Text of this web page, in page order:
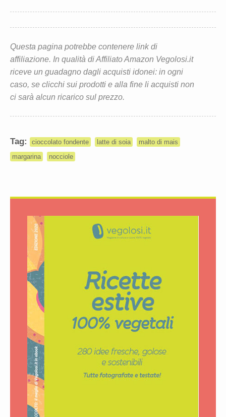
Questa pagina potrebbe contenere link di
affiliazione. In qualità di Affiliato Amazon Vegolosi.it
riceve un guadagno dagli acquisti idonei: in ogni
caso, se clicchi sui prodotti e alla fine li acquisti non
ci sarà alcun ricarico sul prezzo.
Tag: cioccolato fondente latte di soia
malto di mais
margarina
nocciole